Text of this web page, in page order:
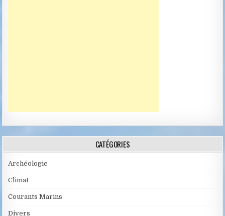
CATÉGORIES
Archéologie
Climat
Courants Marins
Divers